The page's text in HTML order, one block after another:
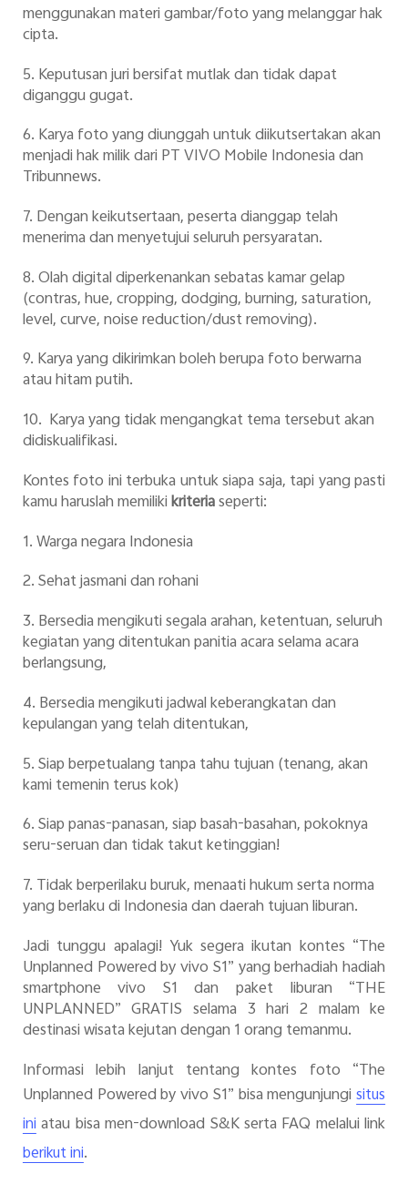
menggunakan materi gambar/foto yang melanggar hak
cipta.
5. Keputusan juri bersifat mutlak dan tidak dapat
diganggu gugat.
6. Karya foto yang diunggah untuk diikutsertakan akan
menjadi hak milik dari PT VIVO Mobile Indonesia dan
Tribunnews.
7. Dengan keikutsertaan, peserta dianggap telah
menerima dan menyetujui seluruh persyaratan.
8. Olah digital diperkenankan sebatas kamar gelap
(contras, hue, cropping, dodging, burning, saturation,
level, curve, noise reduction/dust removing).
9. Karya yang dikirimkan boleh berupa foto berwarna
atau hitam putih.
10. Karya yang tidak mengangkat tema tersebut akan
didiskualifikasi.
Kontes foto ini terbuka untuk siapa saja, tapi yang pasti
kamu haruslah memilikikriteriaseperti:
1. Warga negara Indonesia
2. Sehat jasmani dan rohani
3. Bersedia mengikuti segala arahan, ketentuan, seluruh
kegiatan yang ditentukan panitia acara selama acara
berlangsung,
4. Bersedia mengikuti jadwal keberangkatan dan
kepulangan yang telah ditentukan,
5. Siap berpetualang tanpa tahu tujuan (tenang, akan
kami temenin terus kok)
6. Siap panas-panasan, siap basah-basahan, pokoknya
seru-seruan dan tidak takut ketinggian!
7. Tidak berperilaku buruk, menaati hukum serta norma
yang berlaku di Indonesia dan daerah tujuan liburan.
Jadi tunggu apalagi! Yuk segera ikutan kontes “The
Unplanned Powered by vivo S1” yang berhadiahhadiah
smartphone vivo S1 danpaket liburan “THE
UNPLANNED” GRATISselama 3 hari 2 malam ke
destinasi wisata kejutan dengan 1 orang temanmu.
Informasi lebih lanjut tentang kontes foto “The
Unplanned Powered by vivo S1” bisa mengunjungisitus
ini atau bisa men-download S&K serta FAQ melalui link
berikut ini.